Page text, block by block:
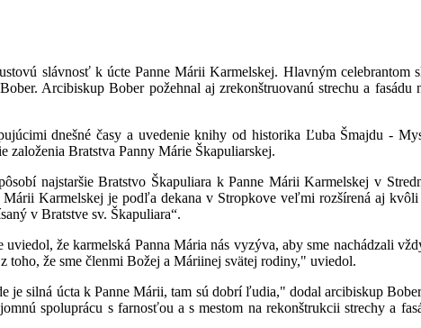
slávnosť k úcte Panne Márii Karmelskej. Hlavným celebrantom
Arcibiskup Bober požehnal aj zrekonštruovanú strechu a fasádu
dnešné časy a uvedenie knihy od historika Ľuba Šmajdu -
Bratstva Panny Márie Škapuliarskej.
najstaršie Bratstvo Škapuliara k Panne Márii Karmelskej v
Karmelskej je podľa dekana v Stropkove veľmi rozšírená aj kvôli
v Bratstve sv. Škapuliara“.
že karmelská Panna Mária nás vyzýva, aby sme nachádzali
toho, že sme členmi Božej a Máriinej svätej rodiny," uviedol.
silná úcta k Panne Márii, tam sú dobrí ľudia," dodal arcibiskup
spoluprácu s farnosťou a s mestom na rekonštrukcii strechy a